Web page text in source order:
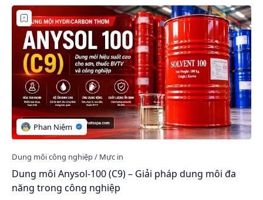
Dung môi Anysol-100 (C9) – Giải pháp dung môi đa
năng trong công nghiệp